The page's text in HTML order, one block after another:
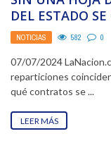
DEL ESTADO
...NOTICIAS 582 0
07/07/2024
reparticiones
qué contratos se ...
LEER MÁS